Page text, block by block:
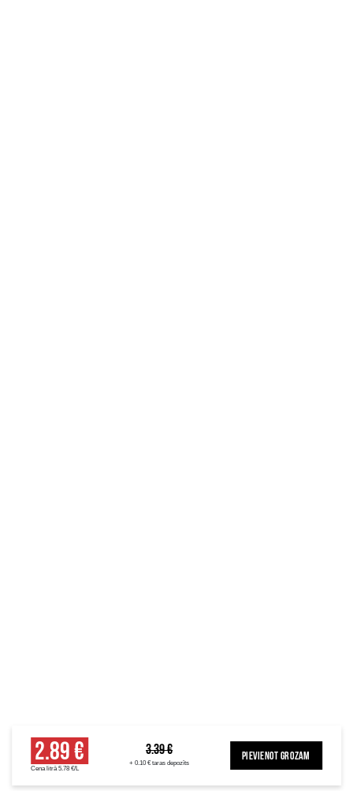
2.89 €
Cena litrā 5.78 €/L
3.39 €
+ 0.10 € taras depozīts
PIEVIENOT GROZAM